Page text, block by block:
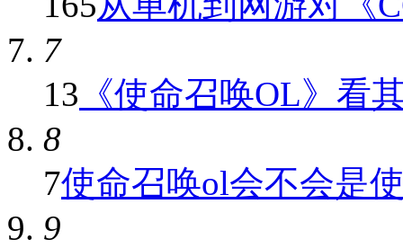
7
13 《使命召唤OL》看
8
7使命召唤ol会不会是
9